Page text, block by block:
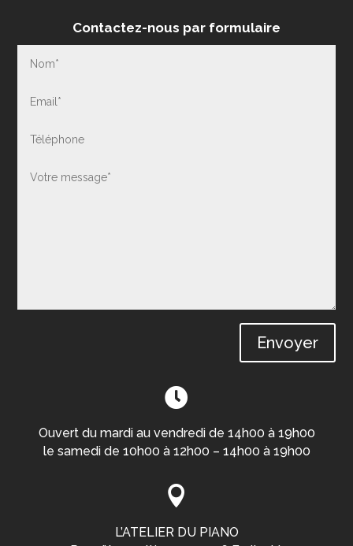
Contactez-nous par formulaire
Envoyer

Ouvert du mardi au vendredi de 14h00 à 19h00
le samedi de 10h00 à 12h00 – 14h00 à 19h00

L’ATELIER DU PIANO